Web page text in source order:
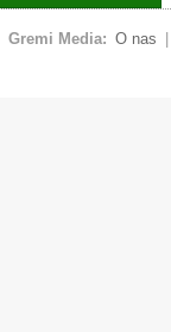
Gremi Media: O nas